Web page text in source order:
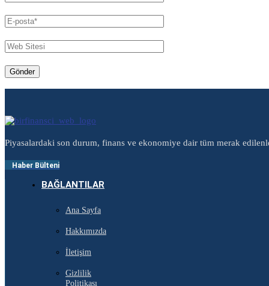
Piyasalardaki son durum, finans ve ekonomiye dair tüm merak
Haber Bülteni
BAĞLANTILAR
Ana Sayfa
Hakkımızda
İletişim
Gizlilik
Politikası